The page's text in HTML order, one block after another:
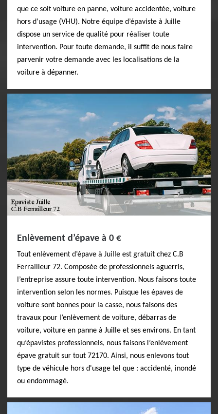
que ce soit voiture en panne, voiture accidentée, voiture
hors d’usage (VHU). Notre équipe d’épaviste à Juille
dispose un service de qualité pour réaliser toute
intervention. Pour toute demande, il suffit de nous faire
parvenir votre demande avec les localisations de la
voiture à dépanner.
Enlèvement d’épave à 0 €
Tout enlèvement d’épave à Juille est gratuit chez C.B
Ferrailleur 72. Composée de professionnels aguerris,
l’entreprise assure toute intervention. Nous faisons toute
intervention selon les normes. Puisque les épaves de
voiture sont bonnes pour la casse, nous faisons des
travaux pour l’enlèvement de voiture, débarras de
voiture, voiture en panne à Juille et ses environs. En tant
qu’épavistes professionnels, nous faisons l’enlèvement
épave gratuit sur tout 72170. Ainsi, nous enlevons tout
type de véhicule hors d'usage tel que : accidenté, inondé
ou endommagé.